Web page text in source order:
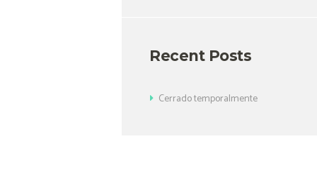
Recent Posts
Cerrado temporalmente